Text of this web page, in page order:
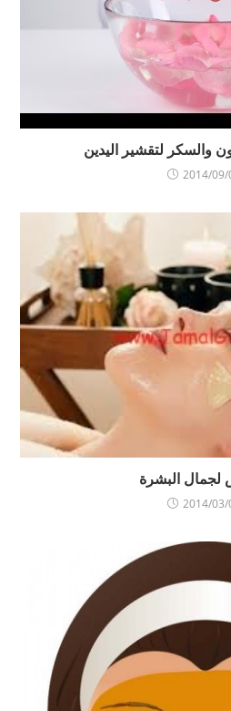
والسكر لتقشير اليدين
2014/09/
لجمال البشرة
2014/03/